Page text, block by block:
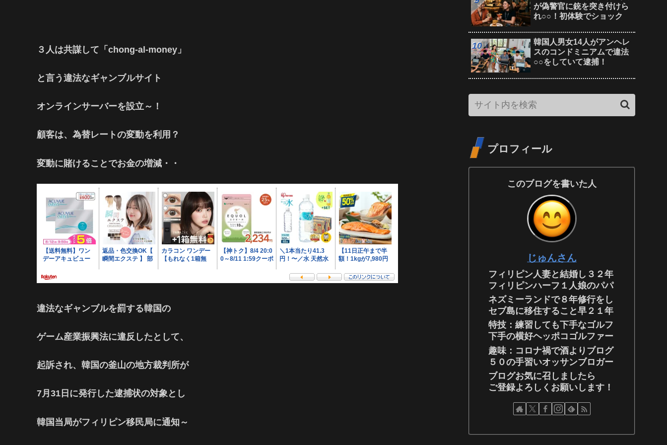
３人は共謀して「chong-al-money」
と言う違法なギャンブルサイト
オンラインサーバーを設立～！
顧客は、為替レートの変動を利用？
変動に賭けることでお金の増減・・
違法なギャンブルを罰する韓国の
ゲーム産業振興法に違反したとして、
起訴され、韓国の釜山の地方裁判所が
7月31日に発行した逮捕状の対象とし
韓国当局がフィリピン移民局に通知～
が偽警官に銃を突き付けら
れ○○！初体験でショック
韓国人男女14人がアンヘレ
スのコンドミニアムで違法
○○をしていて逮捕！
プロフィール
このブログを書いた人
じゅんさん
フィリピン人妻と結婚し３２年
フィリピンハーフ１人娘のパパ
ネズミーランドで８年修行をし
セブ島に移住すること早２１年
特技：練習しても下手なゴルフ
下手の横好ヘッポコゴルファー
趣味：コロナ禍で酒よりブログ
５０の手習いオッサンブロガー
ブログお気に召しましたら
ご登録よろしくお願いします！